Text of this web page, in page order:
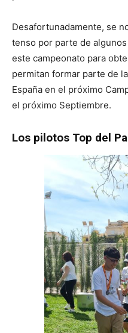
Desafortunadamente, se
tenso por parte de
este campeonato para
permitan formar parte de
España en el próximo
el próximo Septiembre.
Los pilotos Top del